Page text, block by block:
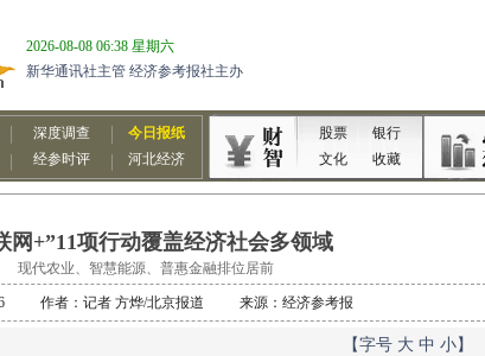
网+”11项行动覆盖经济社会多领域
现代农业、智慧能源、普惠金融排位居前
06 作者：记者 方烨/北京报道 来源：经济参考报
【字号 大 中 小】